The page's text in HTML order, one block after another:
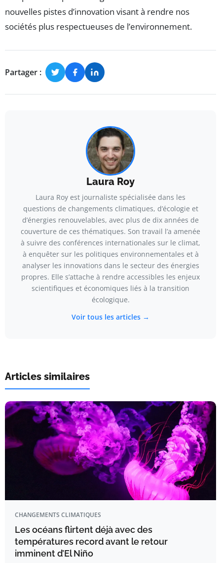
nouvelles pistes d’innovation visant à rendre nos
sociétés plus respectueuses de l’environnement.
Partager :
Laura Roy
Laura Roy est journaliste spécialisée dans les
questions de changements climatiques, d’écologie et
d’énergies renouvelables, avec plus de dix années de
couverture de ces thématiques. Son travail l’a amenée
à suivre des conférences internationales sur le climat,
à enquêter sur les politiques environnementales et à
analyser les innovations dans le secteur des énergies
propres. Elle s’attache à rendre accessibles les enjeux
scientifiques et économiques liés à la transition
écologique.
Voir tous les articles →
Articles similaires
CHANGEMENTS CLIMATIQUES
Les océans flirtent déjà avec des
températures record avant le retour
imminent d’El Niño